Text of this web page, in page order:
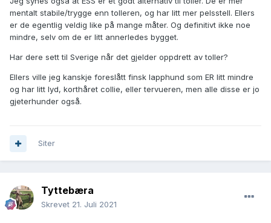
mentalt stabile/trygge enn tolleren, og har litt mer pelsstell. Ellers
er de egentlig veldig like på mange måter. Og definitivt ikke noe
mindre, selv om de er litt annerledes bygget.
Har dere sett til Sverige når det gjelder oppdrett av toller?
Ellers ville jeg kanskje foreslått finsk lapphund som ER litt mindre
og har litt lyd, korthåret collie, eller tervueren, men alle disse er jo
gjeterhunder også.
Siter
Tyttebæra
Skrevet 21. Juli 2021